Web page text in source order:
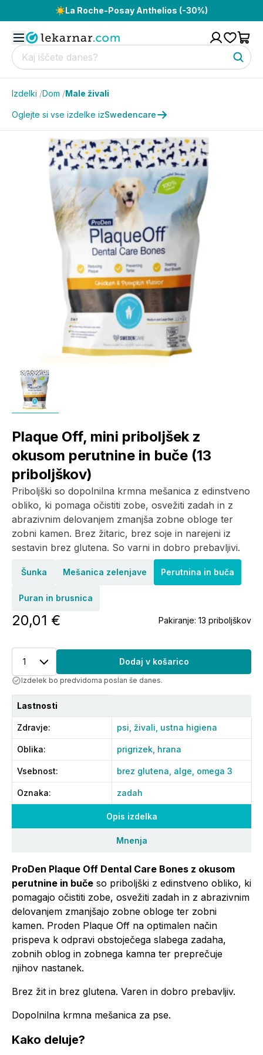
☀️La Roche-Posay Anthelios (-30%)
Izdelki /Dom /Male živali
Oglejte si vse izdelke izSwedencare
Opis izdelka
Mnenja
ProDen Plaque Off Dental Care Bones z okusom
perutnine in buče so priboljški z edinstveno obliko, ki
pomagajo očistiti zobe, osvežiti zadah in z abrazivnim
delovanjem zmanjšajo zobne obloge ter zobni
kamen. Proden Plaque Off na optimalen način
prispeva k odpravi obstoječega slabega zadaha,
zobnih oblog in zobnega kamna ter preprečuje
njihov nastanek.
Brez žit in brez glutena. Varen in dobro prebavljiv.
Dopolnilna krmna mešanica za pse.
Kako deluje?
Plaque Off, mini priboljšek z
okusom perutnine in buče (13
priboljškov)
Priboljški so dopolnilna krmna mešanica z edinstveno
obliko, ki pomaga očistiti zobe, osvežiti zadah in z
abrazivnim delovanjem zmanjša zobne obloge ter
zobni kamen. Brez žitaric, brez soje in narejeni iz
sestavin brez glutena. So varni in dobro prebavljivi.
Šunka Mešanica zelenjave Perutnina in buča
Puran in brusnica
20,01 € Pakiranje: 13 priboljškov
1 Dodaj v košarico
Izdelek bo predvidoma poslan še danes.
Lastnosti
Zdravje: psi, živali, ustna higiena
Oblika: prigrizek, hrana
Vsebnost: brez glutena, alge, omega 3
Oznaka: zadah